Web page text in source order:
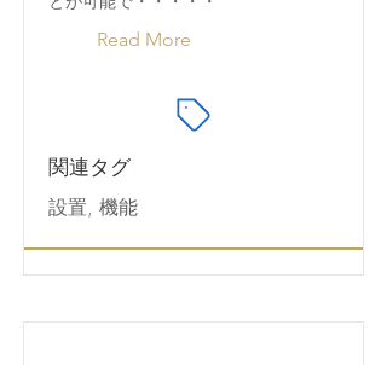
Read More
関連タグ
設置, 機能